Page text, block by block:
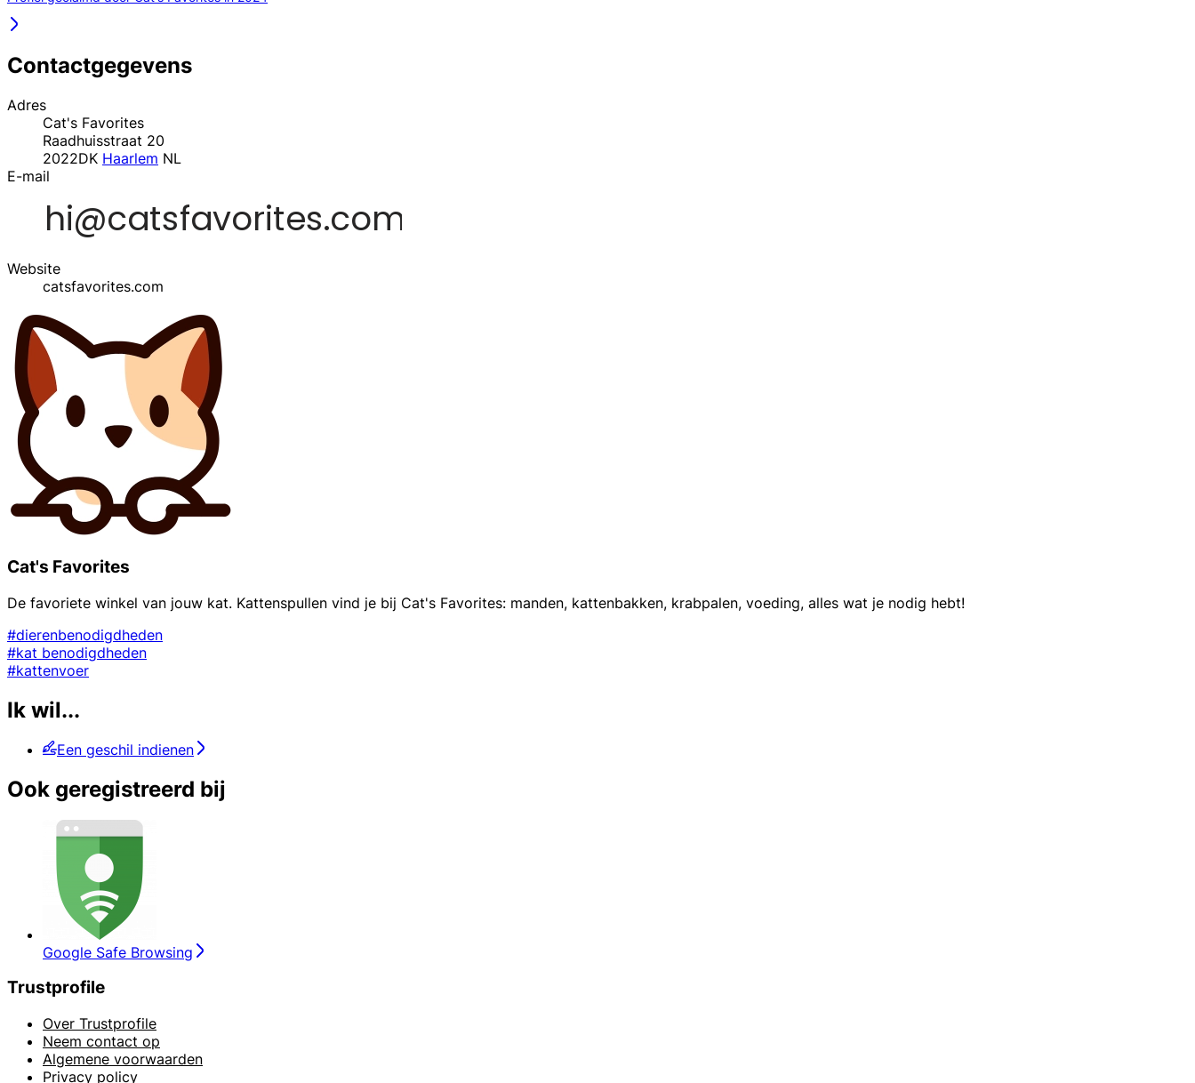
Contactgegevens
Adres
Cat's Favorites
Raadhuisstraat 20
2022DK Haarlem NL
E-mail
Website
catsfavorites.com
Cat's Favorites
De favoriete winkel van jouw kat. Kattenspullen vind je bij Cat's Favorites: manden, kattenbakken, krabpalen, voeding, alles wat je nodig hebt!
#dierenbenodigdheden
#kat benodigdheden
#kattenvoer
Ik wil...
Een geschil indienen
Ook geregistreerd bij
Google Safe Browsing
Trustprofile
Over Trustprofile
Neem contact op
Algemene voorwaarden
Privacy policy